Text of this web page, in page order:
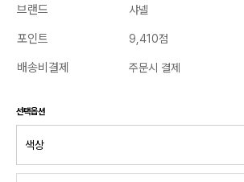
브랜드 샤넬
포인트 9,410점
배송비결제 주문시 결제
선택옵션